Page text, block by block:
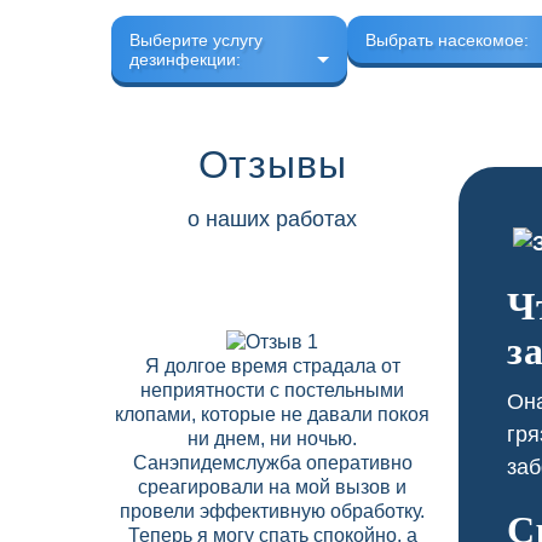
Выберите услугу
дезинфекции:
Выбрать насекомое:
Отзывы
о наших работах
Я долгое время страдала от
неприятности с постельными
клопами, которые не давали покоя
ни днем, ни ночью.
Санэпидемслужба оперативно
среагировали на мой вызов и
провели эффективную обработку.
Теперь я могу спать спокойно, а
В нашем
договор